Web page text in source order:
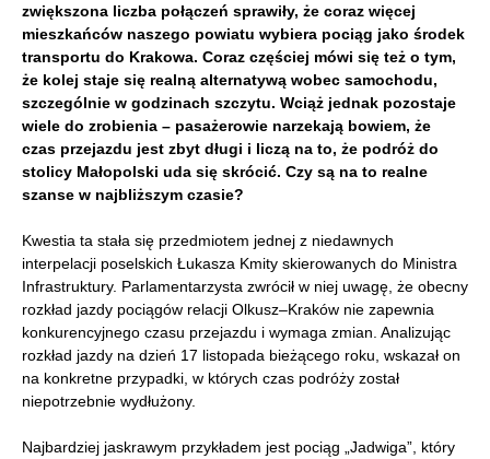
zwiększona liczba połączeń sprawiły, że coraz więcej
mieszkańców naszego powiatu wybiera pociąg jako środek
transportu do Krakowa. Coraz częściej mówi się też o tym,
że kolej staje się realną alternatywą wobec samochodu,
szczególnie w godzinach szczytu. Wciąż jednak pozostaje
wiele do zrobienia – pasażerowie narzekają bowiem, że
czas przejazdu jest zbyt długi i liczą na to, że podróż do
stolicy Małopolski uda się skrócić. Czy są na to realne
szanse w najbliższym czasie?
Kwestia ta stała się przedmiotem jednej z niedawnych
interpelacji poselskich Łukasza Kmity skierowanych do Ministra
Infrastruktury. Parlamentarzysta zwrócił w niej uwagę, że obecny
rozkład jazdy pociągów relacji Olkusz–Kraków nie zapewnia
konkurencyjnego czasu przejazdu i wymaga zmian. Analizując
rozkład jazdy na dzień 17 listopada bieżącego roku, wskazał on
na konkretne przypadki, w których czas podróży został
niepotrzebnie wydłużony.
Najbardziej jaskrawym przykładem jest pociąg „Jadwiga”, który